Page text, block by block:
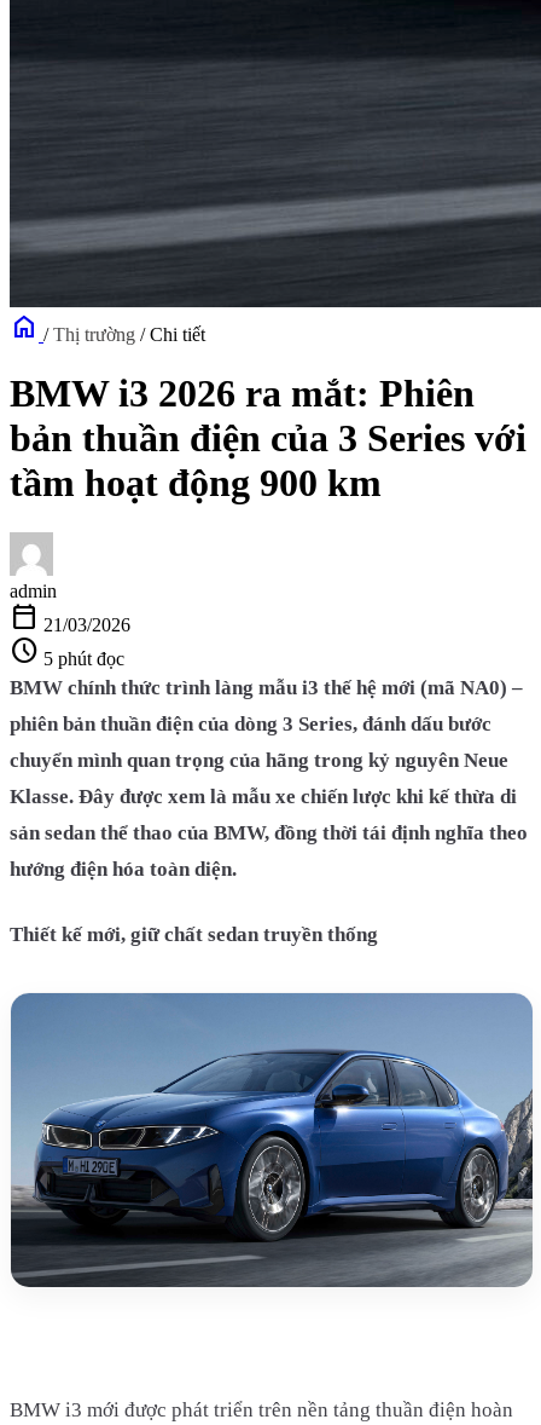
home / Thị trường / Chi tiết
BMW i3 2026 ra mắt: Phiên
bản thuần điện của 3 Series với
tầm hoạt động 900 km
admin
calendar_today 21/03/2026
schedule 5 phút đọc
BMW chính thức trình làng mẫu i3 thế hệ mới (mã NA0) –
phiên bản thuần điện của dòng 3 Series, đánh dấu bước
chuyển mình quan trọng của hãng trong kỷ nguyên Neue
Klasse. Đây được xem là mẫu xe chiến lược khi kế thừa di
sản sedan thể thao của BMW, đồng thời tái định nghĩa theo
hướng điện hóa toàn diện.
Thiết kế mới, giữ chất sedan truyền thống
BMW i3 mới được phát triển trên nền tảng thuần điện hoàn